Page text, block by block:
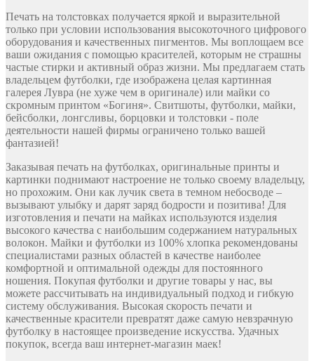
Печать на толстовках получается яркой и выразительной
только при условии использования высокоточного цифрового
оборудования и качественных пигментов. Мы воплощаем все
ваши ожидания с помощью красителей, которым не страшны
частые стирки и активный образ жизни. Мы предлагаем стать
владельцем футболки, где изображена целая картинная
галерея Лувра (не хуже чем в оригинале) или майки со
скромным принтом «Богиня». Свитшоты, футболки, майки,
бейсболки, лонгсливы, борцовки и толстовки - поле
деятельности нашей фирмы ограничено только вашей
фантазией!
Заказывая печать на футболках, оригинальные принты и
картинки поднимают настроение не только своему владельцу,
но прохожим. Они как лучик света в темном небосводе –
вызывают улыбку и дарят заряд бодрости и позитива! Для
изготовления и печати на майках используются изделия
высокого качества с наибольшим содержанием натуральных
волокон. Майки и футболки из 100% хлопка рекомендованы
специалистами разных областей в качестве наиболее
комфортной и оптимальной одежды для постоянного
ношения. Покупая футболки и другие товары у нас, вы
можете рассчитывать на индивидуальный подход и гибкую
систему обслуживания. Высокая скорость печати и
качественные красители превратят даже самую невзрачную
футболку в настоящее произведение искусства. Удачных
покупок, всегда ваш интернет-магазин маек!